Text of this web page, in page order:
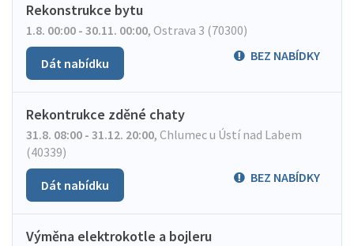
Rekonstrukce bytu
1.8. 00:00 - 30.11. 00:00, Ostrava 3 (70300)
BEZ NABÍDKY
Dát nabídku
Rekontrukce zděné chaty
31.8. 08:00 - 31.12. 20:00, Chlumec u Ústí nad Labem
(40339)
BEZ NABÍDKY
Dát nabídku
Výměna elektrokotle a bojleru